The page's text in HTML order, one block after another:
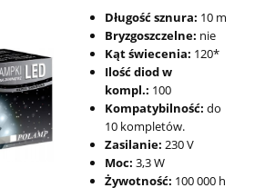
Długość sznura: 10 m
Bryzgoszczelne: nie
Kąt świecenia: 120*
Ilość diod w
kompl.: 100
Kompatybilność: do
10 kompletów.
Zasilanie: 230 V
Moc: 3,3 W
Żywotność: 100 000 h